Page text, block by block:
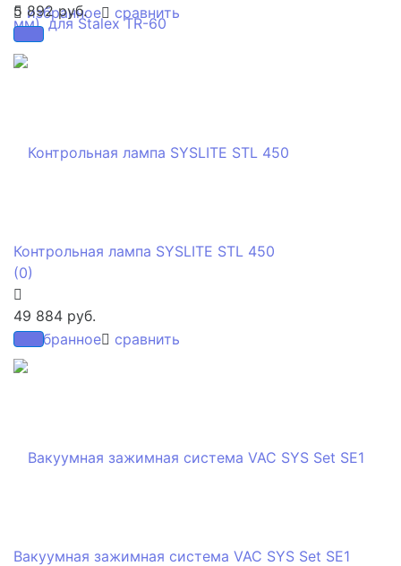
избранное сравнить
5 892 руб.
избранное сравнить
Контрольная лампа SYSLITE STL 450
(0)
49 884 руб.
Вакуумная зажимная система VAC SYS Set SE1